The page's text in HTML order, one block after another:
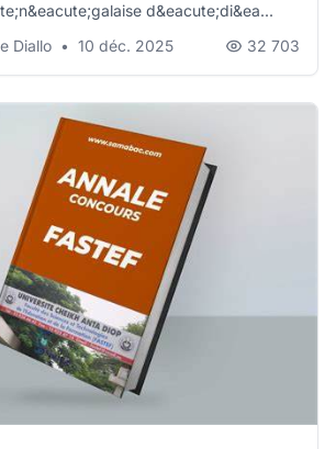
d&eacute;di&ea...
Diallo • 10 déc. 2025 32 703